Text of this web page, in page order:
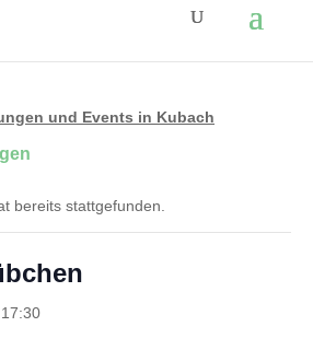
und Events in Kubach
bereits stattgefunden.
17:30